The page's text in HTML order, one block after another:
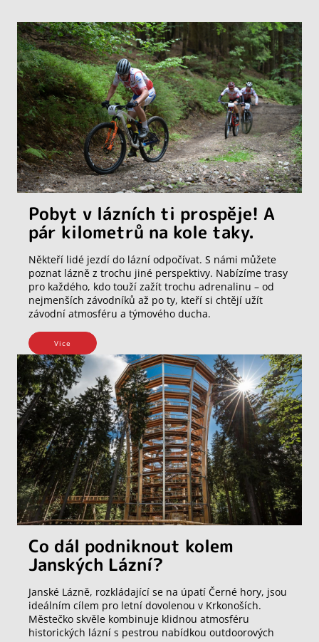
Pobyt v lázních ti prospěje! A
pár kilometrů na kole taky.
Někteří lidé jezdí do lázní odpočívat. S námi můžete
poznat lázně z trochu jiné perspektivy. Nabízíme trasy
pro každého, kdo touží zažít trochu adrenalinu – od
nejmenších závodníků až po ty, kteří si chtějí užít
závodní atmosféru a týmového ducha.
Vice
Co dál podniknout kolem
Janských Lázní?
Janské Lázně, rozkládající se na úpatí Černé hory, jsou
ideálním cílem pro letní dovolenou v Krkonoších.
Městečko skvěle kombinuje klidnou atmosféru
historických lázní s pestrou nabídkou outdoorových